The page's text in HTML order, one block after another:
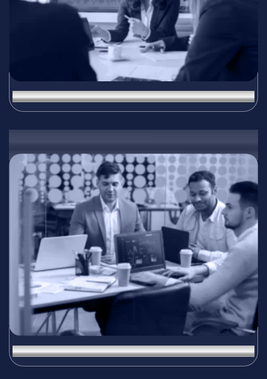
Платформи за данни и разширена аналитика
02
Виртуализация и модернизация на платформи